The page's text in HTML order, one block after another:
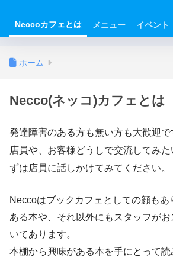
Neccoカフェとは メニュー イベント
ホーム
Necco(ネッコ)カフェとは
発達障害のある方も無い方も大歓迎で
店員や、お客様どうしで交流してみ
ずは店員に話しかけてみてください。
Neccoはブックカフェとしての顔も
ある本や、それ以外にもスタッフが
いてあります。
本棚から興味がある本を手にとって